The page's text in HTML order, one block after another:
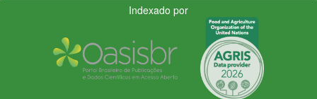
Indexado por